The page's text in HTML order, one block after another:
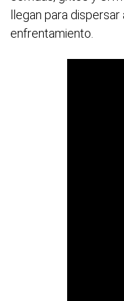
llegan para
enfrentamiento.